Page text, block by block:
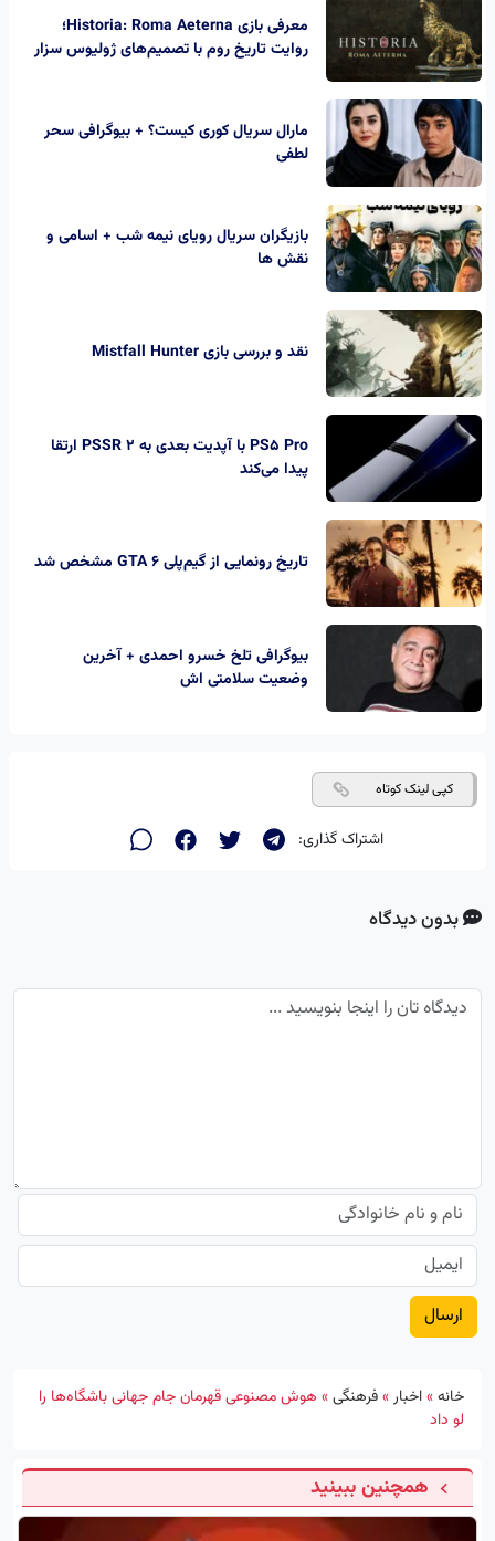
معرفی بازی Historia: Roma Aeterna؛
روایت تاریخ روم با تصمیم‌های ژولیوس سزار
مارال سریال کوری کیست؟ + بیوگرافی سحر
لطفی
بازیگران سریال رویای نیمه شب + اسامی و
نقش ها
نقد و بررسی بازی Mistfall Hunter
PS5 Pro با آپدیت بعدی به PSSR 2 ارتقا
پیدا می‌کند
تاریخ رونمایی از گیم‌پلی GTA 6 مشخص شد
بیوگرافی تلخ خسرو احمدی + آخرین
وضعیت سلامتی اش
کپی لینک کوتاه
اشتراک گذاری:
بدون دیدگاه
خانه»اخبار»فرهنگی» هوش مصنوعی قهرمان جام جهانی باشگاه‌ها را
لو داد
همچنین ببینید